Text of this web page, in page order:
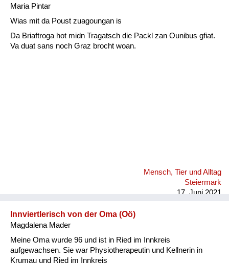
Maria Pintar
Wias mit da Poust zuagoungan is
Da Briaftroga hot midn Tragatsch die Packl zan Ounibus gfiat.
Va duat sans noch Graz brocht woan.
Mensch, Tier und Alltag
Steiermark
17. Juni 2021
Innviertlerisch von der Oma (Oö)
Magdalena Mader
Meine Oma wurde 96 und ist in Ried im Innkreis
aufgewachsen. Sie war Physiotherapeutin und Kellnerin in
Krumau und Ried im Innkreis